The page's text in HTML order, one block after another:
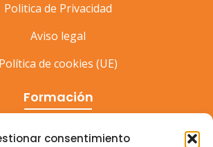
consentimiento
Politica de Privacidad
Aviso legal
Política de cookies (UE)
Formación